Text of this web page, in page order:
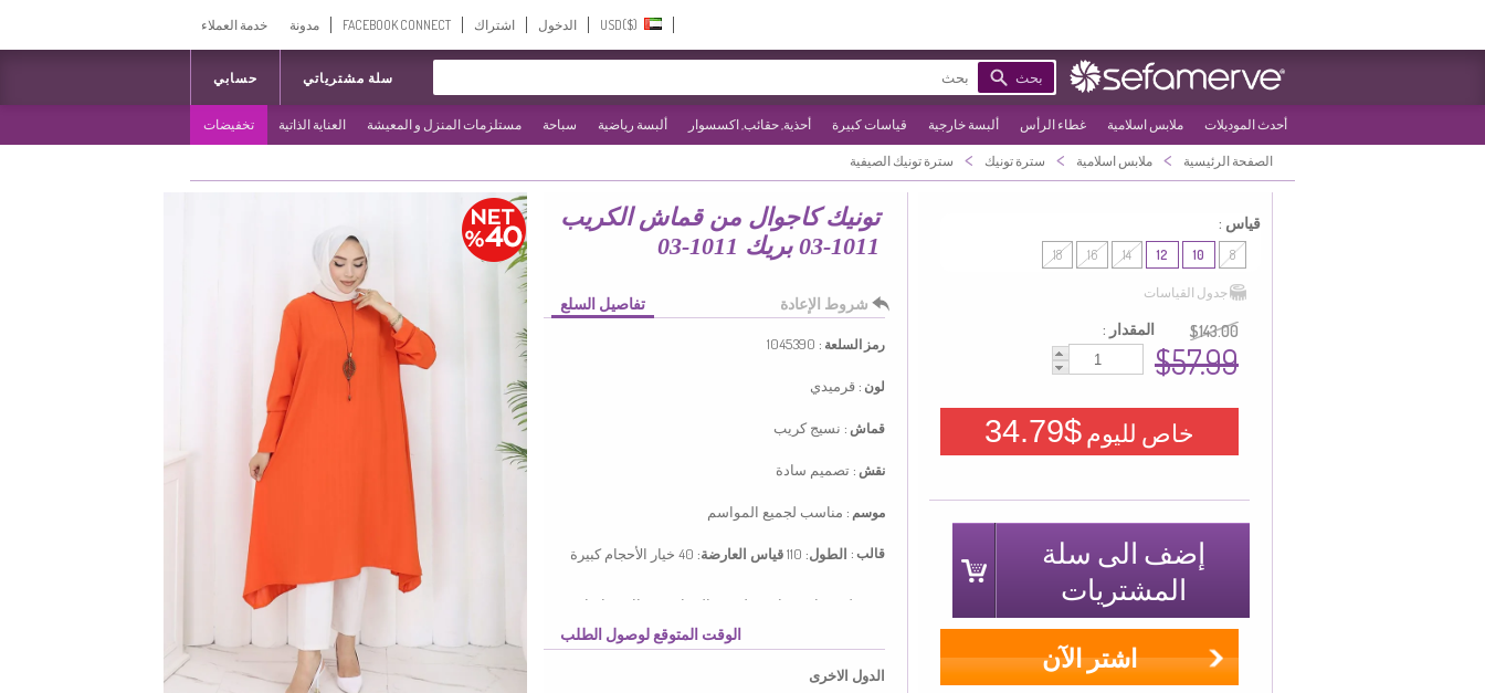
الدخول اشتراك FACEBOOK CONNECT مدونة خدمة العملاء
بحث حسابي سلة مشترياتي
أحدث الموديلات ملابس اسلامية غطاء الرأس ألبسة خارجية قياسات كبيرة أحذية, حقائب, اكسسوار ألبسة رياضية سباحة مستلزمات المنزل و المعيشة العناية الذاتية تخفيضات
الصفحة الرئيسية > ملابس اسلامية > سترة تونيك > سترة تونيك الصيفية
تونيك كاجوال من قماش الكريب
1011-03 بريك 1011-03
تفاصيل السلع شروط الإعادة
رمز السلعة : 1045390
لون : قرميدي
قماش : نسيج كريب
نقش : تصميم سادة
موسم : مناسب لجميع المواسم
قالب : الطول: قياس العارضة: خيار الأحجام كبيرة
ذو مظهر سادة. مناسب لجميع المواسم. هناك مقاسات
Made in Türkiye
MEASURE OF MANNEQUIN :
الوقت المتوقع لوصول الطلب
الدول الاخرى
قياس :
8
10
12
14
16
18
جدول القياسات
المقدار : $143.00
$57.99
خاص لليوم$34.79
إضف الى سلة
المشتريات
اشتر الآن